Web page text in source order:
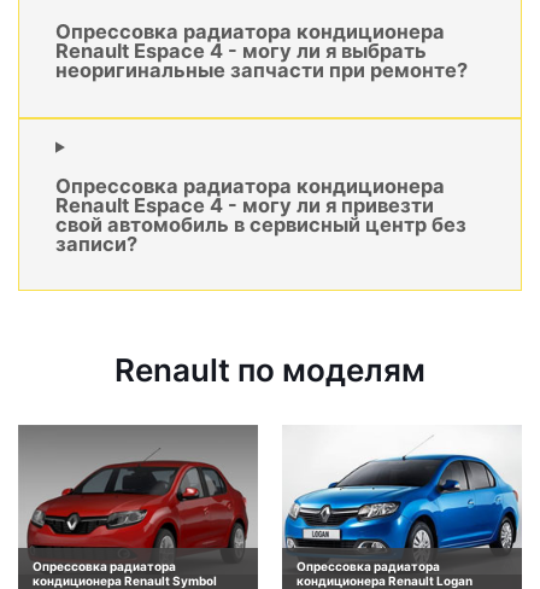
Опрессовка радиатора кондиционера
Renault Espace 4 - могу ли я выбрать
неоригинальные запчасти при ремонте?
Опрессовка радиатора кондиционера
Renault Espace 4 - могу ли я привезти
свой автомобиль в сервисный центр без
записи?
Renault по моделям
Опрессовка радиатора
кондиционера Renault Symbol
Опрессовка радиатора
кондиционера Renault Logan